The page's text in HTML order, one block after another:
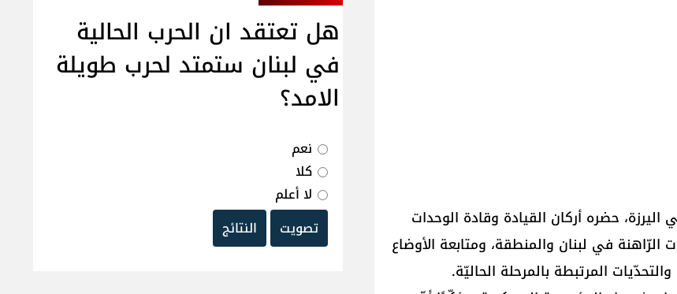
حضره أركان القيادة وقادة الوحدات
في ​لبنان​ والمنطقة، ومتابعة الأوضاع
المرتبطة بالمرحلة الحاليّة.
هل تعتقد ان الحرب الحالية
في لبنان ستمتد لحرب طويلة
الامد؟
نعم
كلا
لا أعلم
تصويت
النتائج